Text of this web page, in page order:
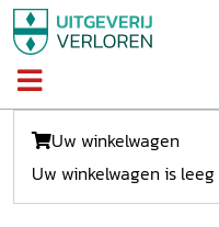
Uw winkelwagen
Uw winkelwagen is leeg